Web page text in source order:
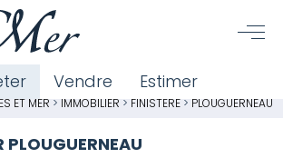
Vendre Estimer
ET MER > IMMOBILIER > FINISTÈRE> PLOUGUERNEAU
PLOUGUERNEAU